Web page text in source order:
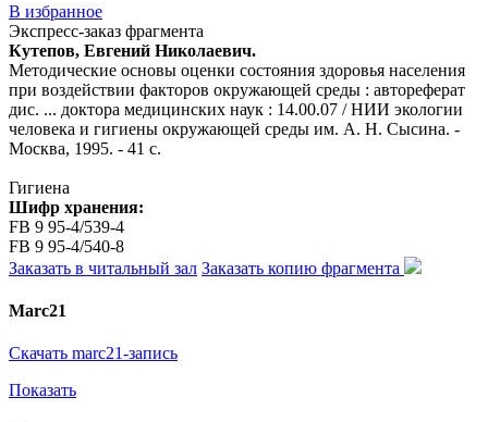
В избранное
Экспресс-заказ фрагмента
Кутепов, Евгений Николаевич.
Методические основы оценки состояния здоровья населения
при воздействии факторов окружающей среды : автореферат
дис. ... доктора медицинских наук : 14.00.07 / НИИ экологии
человека и гигиены окружающей среды им. А. Н. Сысина. -
Москва, 1995. - 41 с.
Гигиена
Шифр хранения:
FB 9 95-4/539-4
FB 9 95-4/540-8
Заказать в читальный зал Заказать копию фрагмента
Marc21
Скачать marc21-запись
Показать